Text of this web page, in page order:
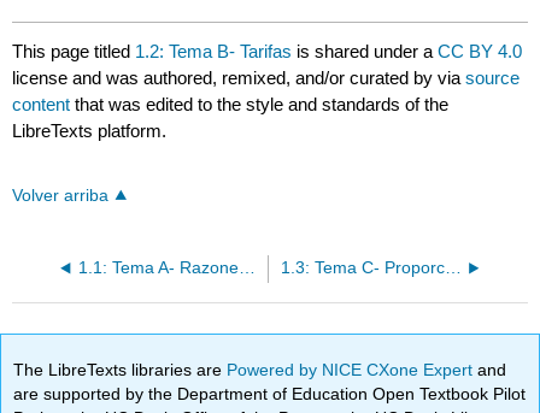
This page titled 1.2: Tema B- Tarifas is shared under aCC BY 4.0
license and was authored, remixed, and/or curated byviasource
content that was edited to the style and standards of the
LibreTexts platform.
Volver arriba
1.1: Tema A- Razones de escritura 1.3: Tema C- Proporción
The LibreTexts libraries are Powered by NICE CXone Expertand
are supported by the Department of Education Open Textbook Pilot